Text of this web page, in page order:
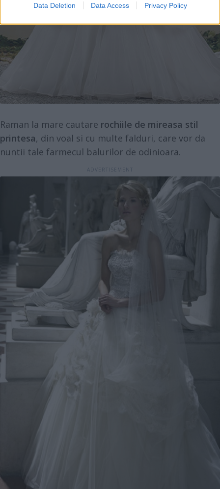
Data Deletion Data Access Privacy Policy
Raman la mare cautare rochiile de mireasa stil
printesa, din voal si cu multe falduri, care vor da
nuntii tale farmecul balurilor de odinioara.